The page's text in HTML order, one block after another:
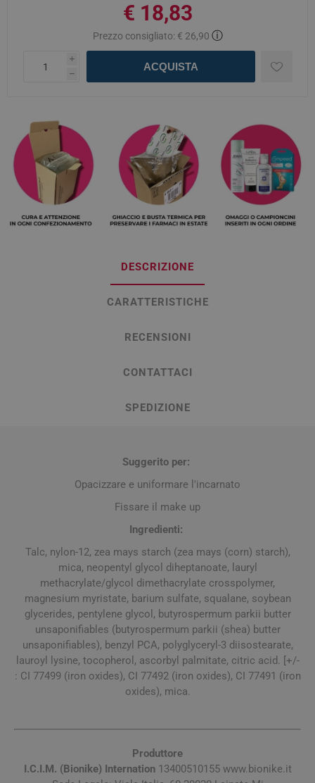
€ 18,83
Prezzo consigliato: € 26,90 ⓘ
i
h
ACQUISTA
DESCRIZIONE
CARATTERISTICHE
RECENSIONI
CONTATTACI
SPEDIZIONE
Suggerito per:
Opacizzare e uniformare l'incarnato
Fissare il make up
Ingredienti:
Talc, nylon-12, zea mays starch (zea mays (corn) starch),
mica, neopentyl glycol diheptanoate, lauryl
methacrylate/glycol dimethacrylate crosspolymer,
magnesium myristate, barium sulfate, squalane, soybean
glycerides, pentylene glycol, butyrospermum parkii butter
unsaponifiables (butyrospermum parkii (shea) butter
unsaponifiables), benzyl PCA, polyglyceryl-3 diisostearate,
lauroyl lysine, tocopherol, ascorbyl palmitate, citric acid. [+/-
: CI 77499 (iron oxides), CI 77492 (iron oxides), CI 77491 (iron
oxides), mica.
Produttore
I.C.I.M. (Bionike) Internation13400510155 www.bionike.it